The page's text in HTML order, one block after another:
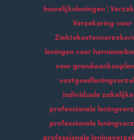
huwelijksleningen |
Verzekering voor
leningen voor
voor
individuele
professionele
professionele
professionele